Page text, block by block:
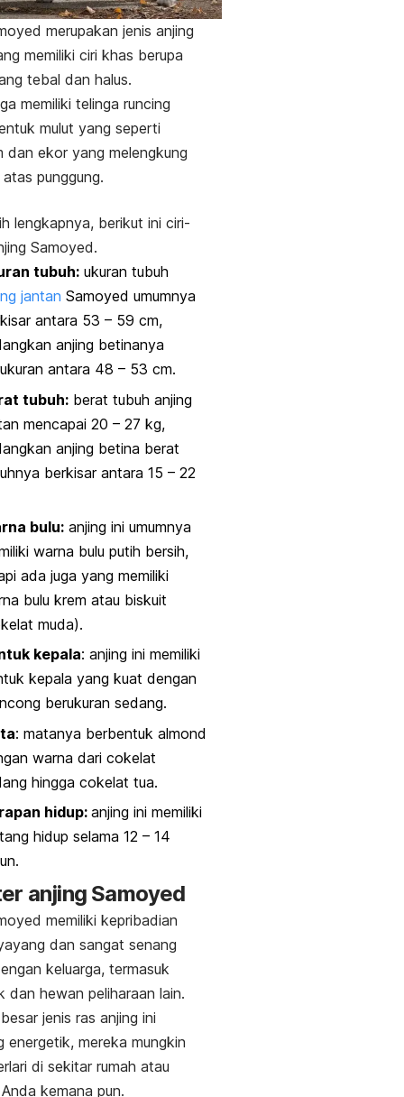
merupakan jenis anjing
memiliki ciri khas berupa
tebal dan halus.
memiliki telinga runcing
mulut yang seperti
dan ekor yang melengkung
punggung.
lengkapnya, berikut ini ciri-
Samoyed.
tubuh: ukuran tubuh
jantan Samoyed umumnya
antara 53 – 59 cm,
anjing betinanya
antara 48 – 53 cm.
tubuh: berat tubuh anjing
mencapai 20 – 27 kg,
anjing betina berat
berkisar antara 15 – 22
bulu: anjing ini umumnya
warna bulu putih bersih,
ada juga yang memiliki
bulu krem atau biskuit
muda).
kepala: anjing ini memiliki
kepala yang kuat dengan
berukuran sedang.
: matanya berbentuk almond
warna dari cokelat
hingga cokelat tua.
hidup:anjing ini memiliki
hidup selama 12 – 14
anjing Samoyed
memiliki kepribadian
dan sangat senang
keluarga, termasuk
dan hewan peliharaan lain.
jenis ras anjing ini
energetik, mereka mungkin
di sekitar rumah atau
kemana pun.